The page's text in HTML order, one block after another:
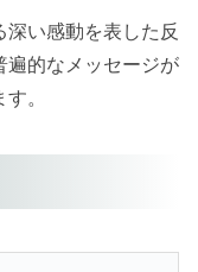
い感動を表した反
遍的なメッセージが
。